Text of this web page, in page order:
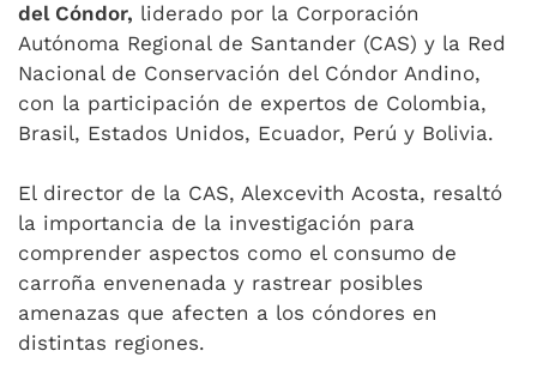
del Cóndor, liderado por la Corporación
Autónoma Regional de Santander (CAS) y la Red
Nacional de Conservación del Cóndor Andino,
con la participación de expertos de Colombia,
Brasil, Estados Unidos, Ecuador, Perú y Bolivia.
El director de la CAS, Alexcevith Acosta, resaltó
la importancia de la investigación para
comprender aspectos como el consumo de
carroña envenenada y rastrear posibles
amenazas que afecten a los cóndores en
distintas regiones.